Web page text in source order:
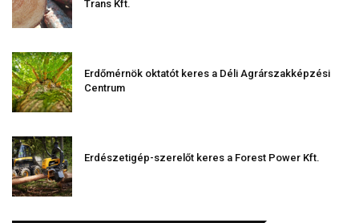
Trans Kft.
Erdőmérnök oktatót keres a Déli Agrárszakképzési
Centrum
Erdészetigép-szerelőt keres a Forest Power Kft.